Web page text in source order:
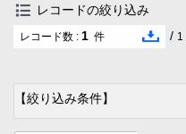
レコードの絞り込み
レコード数 : 1 件 / 1
【絞り込み条件】